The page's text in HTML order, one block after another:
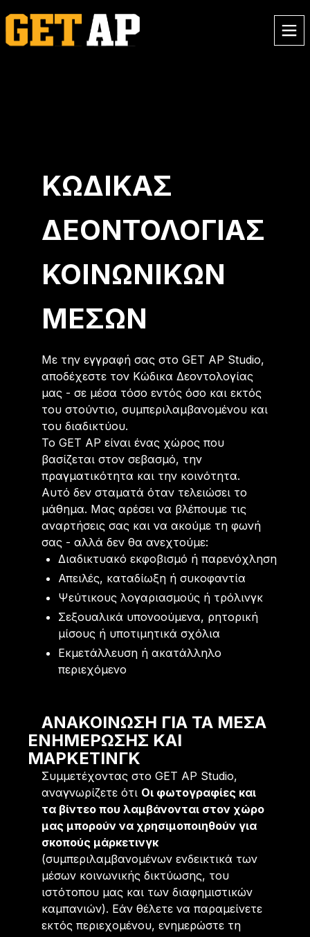
ΠΡΟΣΦΟΡΆ 3 ΜΑΘΉΜΑΤΑ ΜΌΝΟ ΓΙΑ 15€
ΚΏΔΙΚΑΣ
ΔΕΟΝΤΟΛΟΓΊΑΣ
ΚΟΙΝΩΝΙΚΏΝ
ΜΈΣΩΝ
Με την εγγραφή σας στο GET AP Studio,
αποδέχεστε τον Κώδικα Δεοντολογίας
μας - σε μέσα τόσο εντός όσο και εκτός
του στούντιο, συμπεριλαμβανομένου και
του διαδικτύου.
Το GET AP είναι ένας χώρος που
βασίζεται στον σεβασμό, την
πραγματικότητα και την κοινότητα.
Αυτό δεν σταματά όταν τελειώσει το
μάθημα. Μας αρέσει να βλέπουμε τις
αναρτήσεις σας και να ακούμε τη φωνή
σας - αλλά δεν θα ανεχτούμε:
Διαδικτυακό εκφοβισμό ή παρενόχληση
Απειλές, καταδίωξη ή συκοφαντία
Ψεύτικους λογαριασμούς ή τρόλινγκ
Σεξουαλικά υπονοούμενα, ρητορική
μίσους ή υποτιμητικά σχόλια
Εκμετάλλευση ή ακατάλληλο
περιεχόμενο
ΑΝΑΚΟΊΝΩΣΗ ΓΙΑ ΤΑ ΜΈΣΑ
ΕΝΗΜΈΡΩΣΗΣ ΚΑΙ
ΜΆΡΚΕΤΙΝΓΚ
Συμμετέχοντας στο GET AP Studio,
αναγνωρίζετε ότι Οι φωτογραφίες και
τα βίντεο που λαμβάνονται στον χώρο
μας μπορούν να χρησιμοποιηθούν για
σκοπούς μάρκετινγκ
(συμπεριλαμβανομένων ενδεικτικά των
μέσων κοινωνικής δικτύωσης, του
ιστότοπου μας και των διαφημιστικών
καμπανιών). Εάν θέλετε να παραμείνετε
εκτός περιεχομένου, ενημερώστε τη